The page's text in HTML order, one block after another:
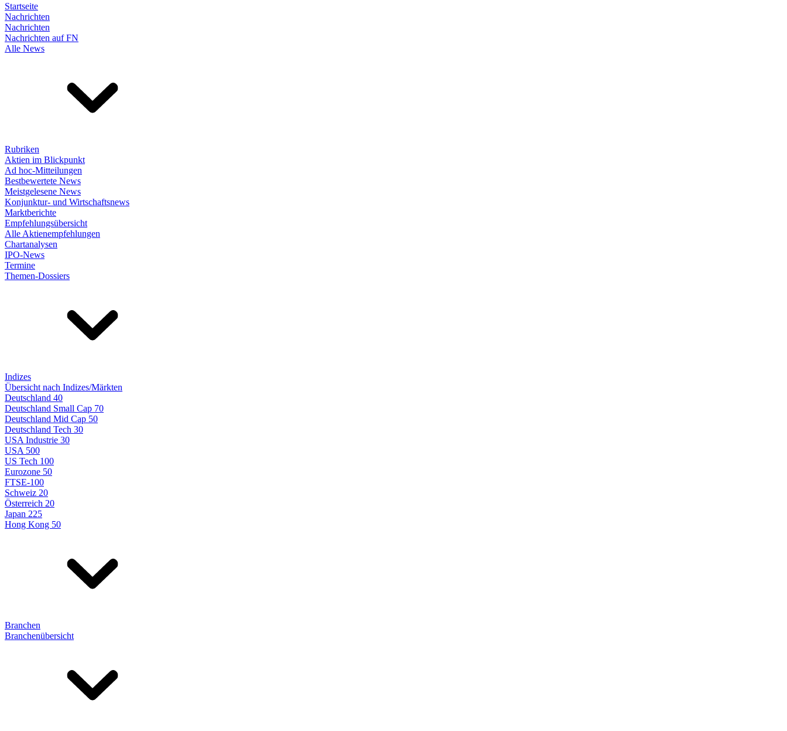
Startseite
Nachrichten
Nachrichten
Nachrichten auf FN
Alle News
Rubriken
Aktien im Blickpunkt
Ad hoc-Mitteilungen
Bestbewertete News
Meistgelesene News
Konjunktur- und Wirtschaftsnews
Marktberichte
Empfehlungsübersicht
Alle Aktienempfehlungen
Chartanalysen
IPO-News
Termine
Themen-Dossiers
Indizes
Übersicht nach Indizes/Märkten
Deutschland 40
Deutschland Small Cap 70
Deutschland Mid Cap 50
Deutschland Tech 30
USA Industrie 30
USA 500
US Tech 100
Eurozone 50
FTSE-100
Schweiz 20
Österreich 20
Japan 225
Hong Kong 50
Branchen
Branchenübersicht